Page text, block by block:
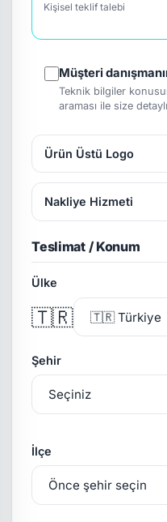
Kişisel teklif talebi
Müşteri
Teknik bilgiler
araması ile size
Ürün Üstü Logo
Nakliye Hizmeti
Teslimat / Konum
Ülke
🇹🇷
Şehir
İlçe